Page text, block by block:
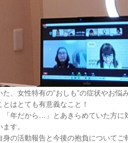
、女性特有の”おしも”の症状やお悩
はとても有意義なこと！
年だから…」とあきらめていた方に
す。
の活動報告と今後の抱負についてご